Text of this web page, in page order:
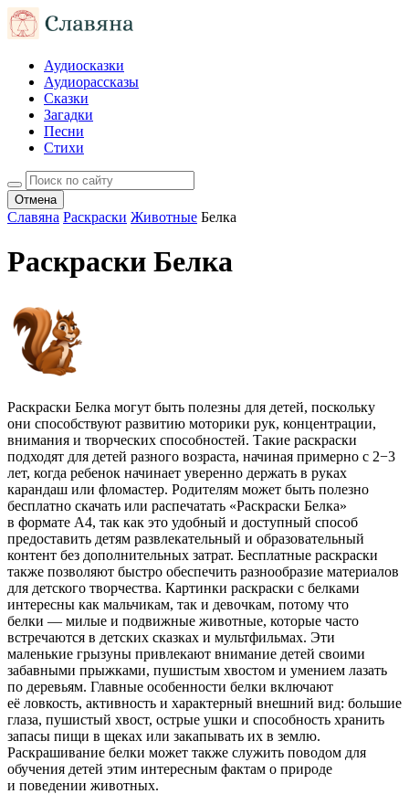
Аудиосказки
Аудиорассказы
Сказки
Загадки
Песни
Стихи
Отмена
Славяна Раскраски Животные Белка
Раскраски Белка
Раскраски Белка могут быть полезны для детей, поскольку
они способствуют развитию моторики рук, концентрации,
внимания и творческих способностей. Такие раскраски
подходят для детей разного возраста, начиная примерно с 2−3
лет, когда ребенок начинает уверенно держать в руках
карандаш или фломастер. Родителям может быть полезно
бесплатно скачать или распечатать «Раскраски Белка»
в формате A4, так как это удобный и доступный способ
предоставить детям развлекательный и образовательный
контент без дополнительных затрат. Бесплатные раскраски
также позволяют быстро обеспечить разнообразие материалов
для детского творчества. Картинки раскраски с белками
интересны как мальчикам, так и девочкам, потому что
белки — милые и подвижные животные, которые часто
встречаются в детских сказках и мультфильмах. Эти
маленькие грызуны привлекают внимание детей своими
забавными прыжками, пушистым хвостом и умением лазать
по деревьям. Главные особенности белки включают
её ловкость, активность и характерный внешний вид: большие
глаза, пушистый хвост, острые ушки и способность хранить
запасы пищи в щеках или закапывать их в землю.
Раскрашивание белки может также служить поводом для
обучения детей этим интересным фактам о природе
и поведении животных.